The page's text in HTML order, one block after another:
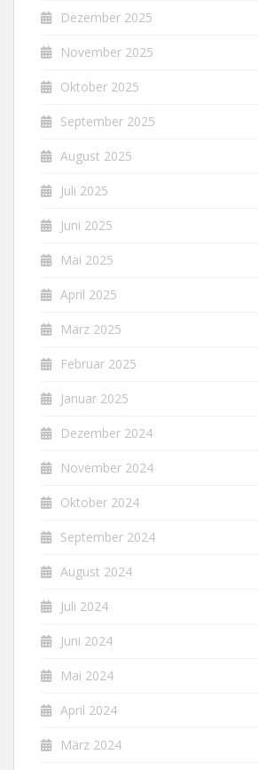
Dezember 2025
November 2025
Oktober 2025
September 2025
August 2025
Juli 2025
Juni 2025
Mai 2025
April 2025
März 2025
Februar 2025
Januar 2025
Dezember 2024
November 2024
Oktober 2024
September 2024
August 2024
Juli 2024
Juni 2024
Mai 2024
April 2024
März 2024